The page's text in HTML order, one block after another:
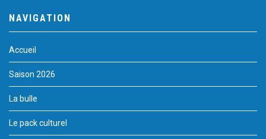
NAVIGATION
Accueil
Saison 2026
La bulle
Le pack culturel